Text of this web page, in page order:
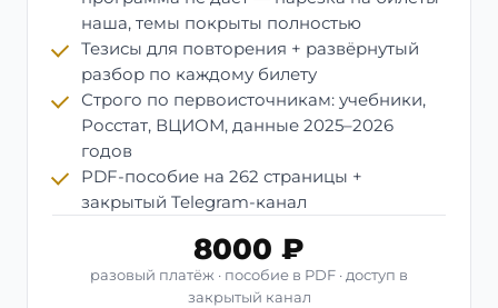
наша, темы покрыты полностью
Тезисы для повторения + развёрнутый
разбор по каждому билету
Строго по первоисточникам: учебники,
Росстат, ВЦИОМ, данные 2025–2026
годов
PDF-пособие на 262 страницы +
закрытый Telegram-канал
8000 ₽
разовый платёж · пособие в PDF · доступ в
закрытый канал